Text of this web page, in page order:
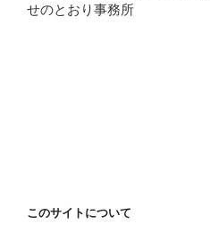
せのとおり事務所
このサイトについて